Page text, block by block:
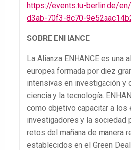
https://events.tu-berlin.de/
d3ab-70f3-8c70-
SOBRE ENHANCE
La Alianza ENHANCE es una
europea formada por diez
intensivas en investigación y
ciencia y la tecnología.
como objetivo capacitar a los
investigadores y la sociedad
retos del mañana de manera
establecidos en el Green